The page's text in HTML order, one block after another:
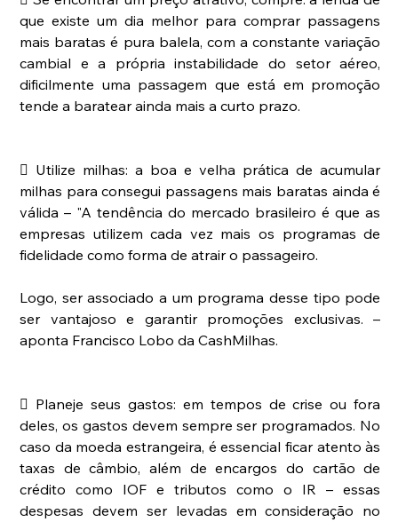
que existe um dia melhor para comprar passagens
mais baratas é pura balela, com a constante variação
cambial e a própria instabilidade do setor aéreo,
dificilmente uma passagem que está em promoção
tende a baratear ainda mais a curto prazo.
 Utilize milhas: a boa e velha prática de acumular
milhas para consegui passagens mais baratas ainda é
válida – "A tendência do mercado brasileiro é que as
empresas utilizem cada vez mais os programas de
fidelidade como forma de atrair o passageiro.
Logo, ser associado a um programa desse tipo pode
ser vantajoso e garantir promoções exclusivas. –
aponta Francisco Lobo da CashMilhas.
 Planeje seus gastos: em tempos de crise ou fora
deles, os gastos devem sempre ser programados. No
caso da moeda estrangeira, é essencial ficar atento às
taxas de câmbio, além de encargos do cartão de
crédito como IOF e tributos como o IR – essas
despesas devem ser levadas em consideração no